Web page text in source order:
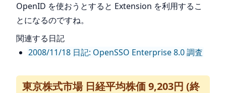
OpenID を使おうとすると Extension を利用するこ
とになるのですね。
関連する日記
2008/11/18 日記: OpenSSO Enterprise 8.0 調査
東京株式市場 日経平均株価 9,203円 (終